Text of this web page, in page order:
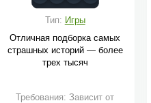
Тип: Игры
Отличная подборка самых
страшных историй — более
трех тысяч
Требования: Зависит от